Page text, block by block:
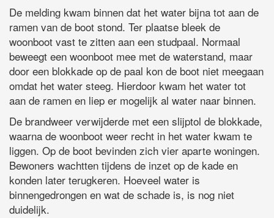
De melding kwam binnen dat het water bijna tot aan de
ramen van de boot stond. Ter plaatse bleek de
woonboot vast te zitten aan een studpaal. Normaal
beweegt een woonboot mee met de waterstand, maar
door een blokkade op de paal kon de boot niet meegaan
omdat het water steeg. Hierdoor kwam het water tot
aan de ramen en liep er mogelijk al water naar binnen.
De brandweer verwijderde met een slijptol de blokkade,
waarna de woonboot weer recht in het water kwam te
liggen. Op de boot bevinden zich vier aparte woningen.
Bewoners wachtten tijdens de inzet op de kade en
konden later terugkeren. Hoeveel water is
binnengedrongen en wat de schade is, is nog niet
duidelijk.